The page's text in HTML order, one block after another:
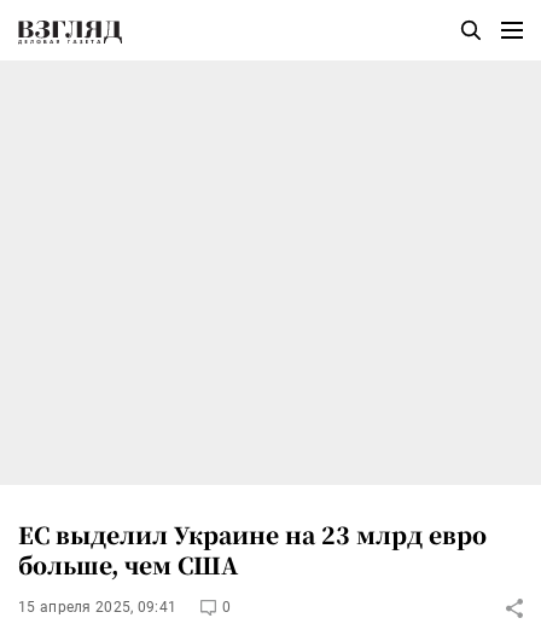
ЕС выделил Украине на 23 млрд евро
больше, чем США
15 апреля 2025, 09:41 0